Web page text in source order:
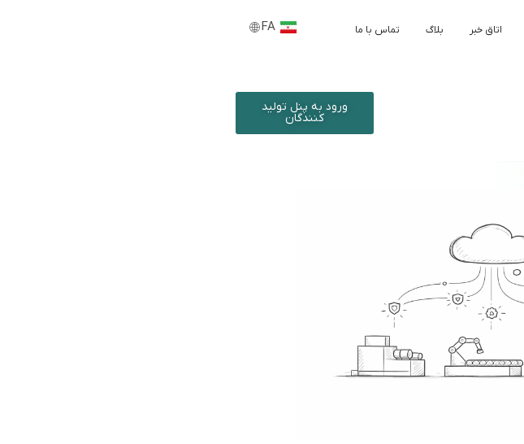
اتاق خبر بلاگ تماس با ما FA
EN
ورود به پنل تولید
کنندگان